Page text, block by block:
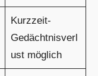
Kurzzeit-
Gedächtnisverl
ust möglich